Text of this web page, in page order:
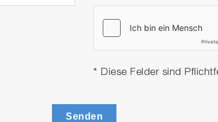
* Diese Felder sind
Senden